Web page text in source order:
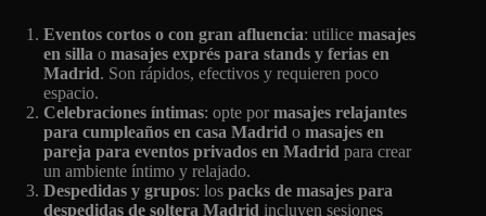
Eventos cortos o con gran afluencia: utilice masajes
en silla o masajes exprés para stands y ferias en
Madrid. Son rápidos, efectivos y requieren poco
espacio.
Celebraciones íntimas: opte por masajes relajantes
para cumpleaños en casa Madrid o masajes en
pareja para eventos privados en Madrid para crear
un ambiente íntimo y relajado.
Despedidas y grupos: los packs de masajes para
despedidas de soltera Madrid incluyen sesiones